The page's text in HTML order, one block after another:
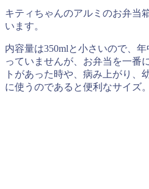
キティちゃんのアルミのお弁当
います。
内容量は350mlと小さいので、
っていませんが、お弁当を一番
トがあった時や、病み上がり、
に使うのであると便利なサイズ。